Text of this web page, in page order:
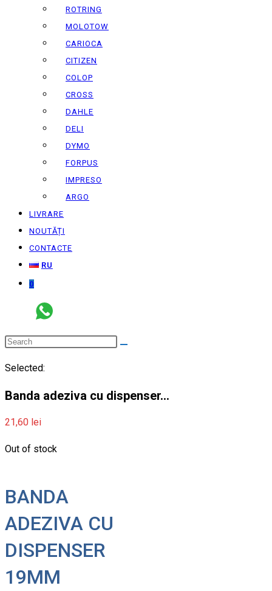
ROTRING
MOLOTOW
CARIOCA
CITIZEN
COLOP
CROSS
DAHLE
DELI
DYMO
FORPUS
IMPRESO
ARGO
LIVRARE
NOUTĂȚI
CONTACTE
RU
0
Selected:
Banda adeziva cu dispenser…
21,60 lei
Out of stock
BANDA
ADEZIVA CU
DISPENSER
19MM